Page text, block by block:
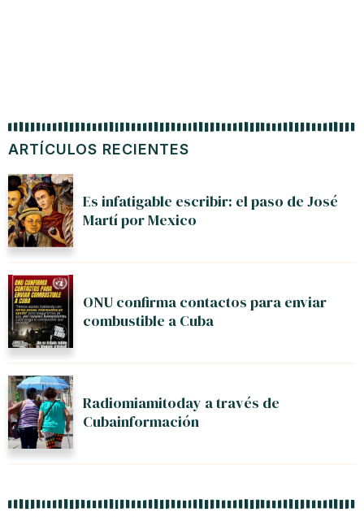
ARTÍCULOS RECIENTES
Es infatigable escribir: el paso de José
Martí por Mexico
ONU confirma contactos para enviar
combustible a Cuba
Radiomiamitoday a través de
Cubainformación